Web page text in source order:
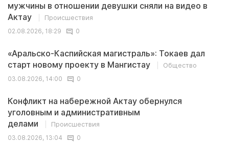
мужчины в отношении девушки сняли на видео в
Актау
Происшествия
02.08.2026, 18:29
0
«Аральско-Каспийская магистраль»: Токаев дал
старт новому проекту в Мангистау
Общество
03.08.2026, 14:00
0
Конфликт на набережной Актау обернулся
уголовным и административным
делами
Происшествия
03.08.2026, 13:04
0